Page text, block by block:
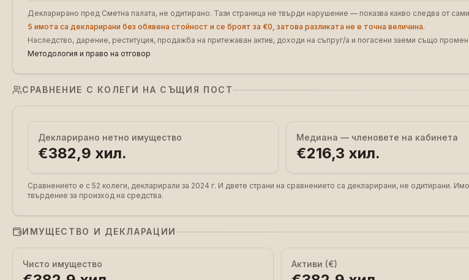
Декларирано пред Сметна палата, не одитирано. Тази страница не твърди нарушение — показва какво следва от
5 имота са декларирани без обявена стойност и се броят за €0, затова разликата не е точна величина.
Наследство, дарение, реституция, продажба на притежаван актив, доходи на съпруг/а и погасени заеми също
Методология и право на отговор
СРАВНЕНИЕ С КОЛЕГИ НА СЪЩИЯ ПОСТ
Декларирано нетно имущество
€382,9 хил.
Медиана — членовете на кабинета
€216,3 хил.
Сравнението е с 52 колеги, декларирали за 2024 г. И двете страни на сравнението са декларирани, не одитирани.
твърдение за произход на средства.
ИМУЩЕСТВО И ДЕКЛАРАЦИИ
Чисто имущество Активи (€)